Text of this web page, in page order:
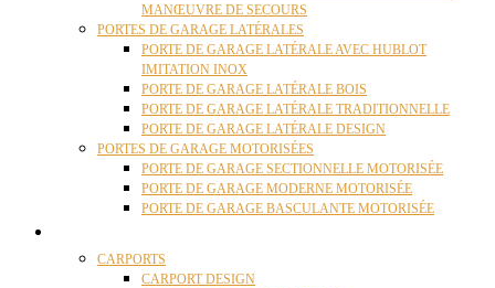
MANŒUVRE DE SECOURS
PORTES DE GARAGE LATÉRALES
PORTE DE GARAGE LATÉRALE AVEC HUBLOT
IMITATION INOX
PORTE DE GARAGE LATÉRALE BOIS
PORTE DE GARAGE LATÉRALE TRADITIONNELLE
PORTE DE GARAGE LATÉRALE DESIGN
PORTES DE GARAGE MOTORISÉES
PORTE DE GARAGE SECTIONNELLE MOTORISÉE
PORTE DE GARAGE MODERNE MOTORISÉE
PORTE DE GARAGE BASCULANTE MOTORISÉE
CARPORTS
CARPORT DESIGN